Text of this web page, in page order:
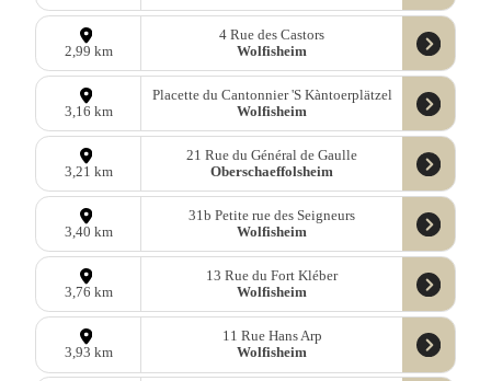
2,99 km
4 Rue des Castors
Wolfisheim
3,16 km
Placette du Cantonnier 'S Kàntoerplätzel
Wolfisheim
3,21 km
21 Rue du Général de Gaulle
Oberschaeffolsheim
3,40 km
31b Petite rue des Seigneurs
Wolfisheim
3,76 km
13 Rue du Fort Kléber
Wolfisheim
3,93 km
11 Rue Hans Arp
Wolfisheim